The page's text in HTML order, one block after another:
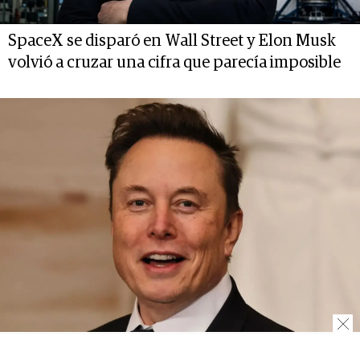
SpaceX se disparó en Wall Street y Elon Musk
volvió a cruzar una cifra que parecía imposible